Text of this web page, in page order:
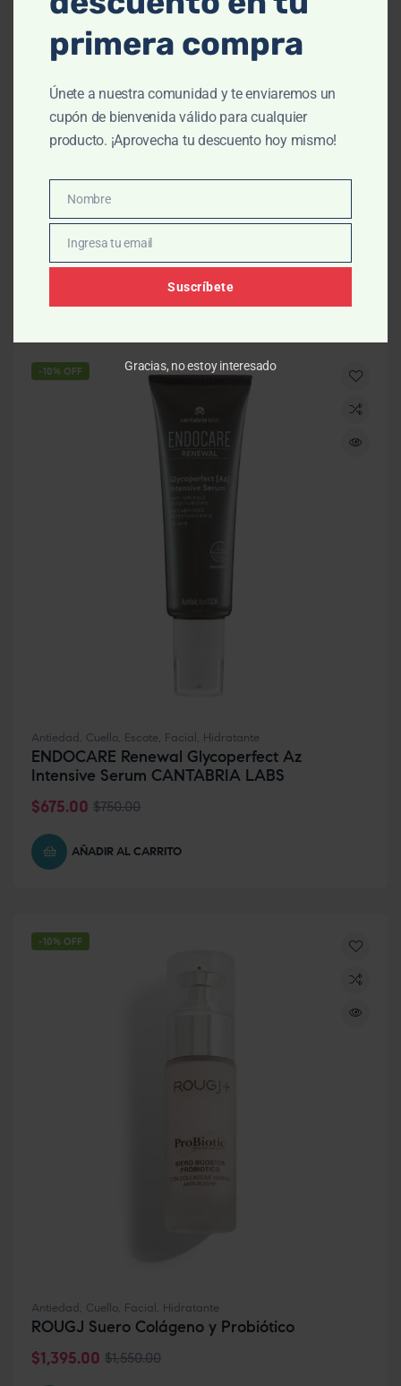
AVENE Cleanance HYDRA Crema Calmante
$749.00
674.00
AÑADIR AL CARRITO
-10% OFF
Antiedad , Cuello, Escote, Facial , Hidratante
ENDOCARE Renewal Glycoperfect Az
Intensive Serum CANTABRIA LABS
$750.00
$675.00
AÑADIR AL CARRITO
-10% OFF
Antiedad , Cuello, Facial , Hidratante
ROUGJ Suero Colágeno y Probiótico
$1,550.00
$1,395.00
primera compra
Únete a nuestra comunidad y te enviaremos un
cupón de bienvenida válido para cualquier
producto. ¡Aprovecha tu descuento hoy mismo!
Nombre
Nombre
Email
Ingresa tu email
Suscríbete
Gracias, no estoy interesado